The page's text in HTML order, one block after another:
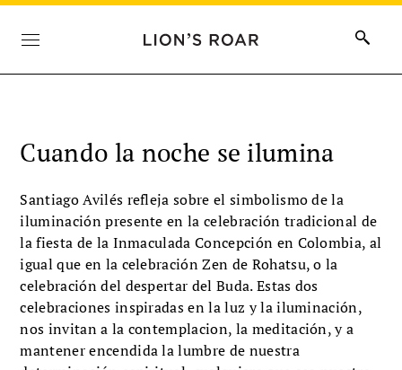
Cuando la noche se ilumina
Santiago Avilés refleja sobre el simbolismo de la
iluminación presente en la celebración tradicional de
la fiesta de la Inmaculada Concepción en Colombia, al
igual que en la celebración Zen de Rohatsu, o la
celebración del despertar del Buda. Estas dos
celebraciones inspiradas en la luz y la iluminación,
nos invitan a la contemplacion, la meditación, y a
mantener encendida la lumbre de nuestra